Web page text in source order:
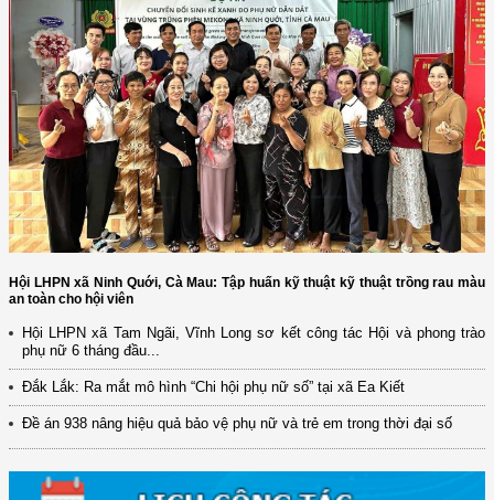
Hội LHPN xã Ninh Quới, Cà Mau: Tập huấn kỹ thuật kỹ thuật trồng rau màu
an toàn cho hội viên
Hội LHPN xã Tam Ngãi, Vĩnh Long sơ kết công tác Hội và phong trào
phụ nữ 6 tháng đầu...
Đắk Lắk: Ra mắt mô hình “Chi hội phụ nữ số” tại xã Ea Kiết
Đề án 938 nâng hiệu quả bảo vệ phụ nữ và trẻ em trong thời đại số
đổi mới ...
(898/KH/ĐCT) Kế hoạch thực hiện Quyết định số 2415/QĐ-TTg ngày
(417/QĐ-BNNMT) Quyết định phê duyệt Chương trình mục tiêu quốc gia
xây dựng ...